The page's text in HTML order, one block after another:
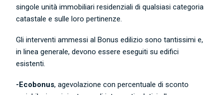
singole unità immobiliari residenziali di qualsiasi categoria
catastale e sulle loro pertinenze.
Gli interventi ammessi al Bonus edilizio sono tantissimi e,
in linea generale, devono essere eseguiti su edifici
esistenti.
-Ecobonus, agevolazione con percentuale di sconto